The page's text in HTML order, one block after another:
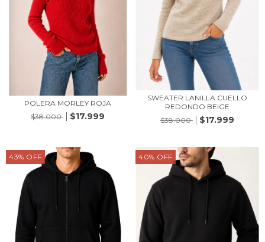
POLERA MORLEY ROJA
$38.000
$17.999
SWEATER LANILLA CUELLO
REDONDO BEIGE
$38.000
$17.999
43% OFF 40% OFF